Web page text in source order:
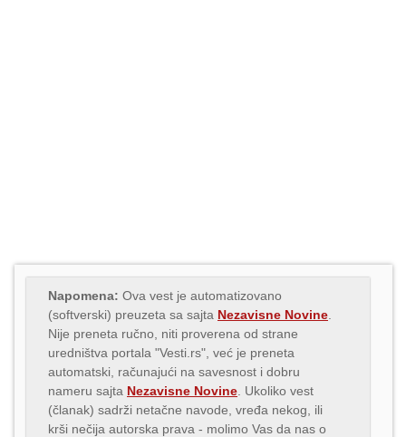
Napomena: Ova vest je automatizovano
(softverski) preuzeta sa sajta Nezavisne Novine
Nije preneta ručno, niti proverena od strane
uredništva portala "Vesti.rs", već je preneta
automatski, računajući na savesnost i dobru
nameru sajta Nezavisne Novine . Ukoliko vest
(članak) sadrži netačne navode, vređa nekog, ili
krši nečija autorska prava - molimo Vas da nas o